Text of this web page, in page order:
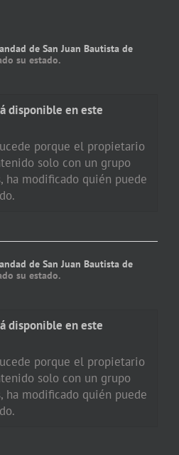
de San Juan Bautista de
su estado.
disponible en este
porque el propietario
solo con un grupo
ha modificado quién puede
de San Juan Bautista de
su estado.
disponible en este
porque el propietario
solo con un grupo
ha modificado quién puede